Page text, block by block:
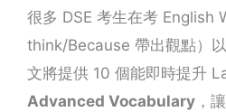
很多 DSE 考生在考 English
think/Because 帶出觀點）
文將提供 10 個能即時提升
Advanced Vocabulary ，